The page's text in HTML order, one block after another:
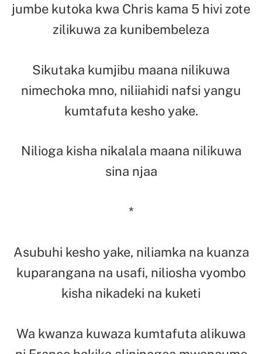
jumbe kutoka kwa Chris kama 5 hivi zote
zilikuwa za kunibembeleza
Sikutaka kumjibu maana nilikuwa
nimechoka mno, niliiahidi nafsi yangu
kumtafuta kesho yake.
Nilioga kisha nikalala maana nilikuwa
sina njaa
*
Asubuhi kesho yake, niliamka na kuanza
kuparangana na usafi, niliosha vyombo
kisha nikadeki na kuketi
Wa kwanza kuwaza kumtafuta alikuwa